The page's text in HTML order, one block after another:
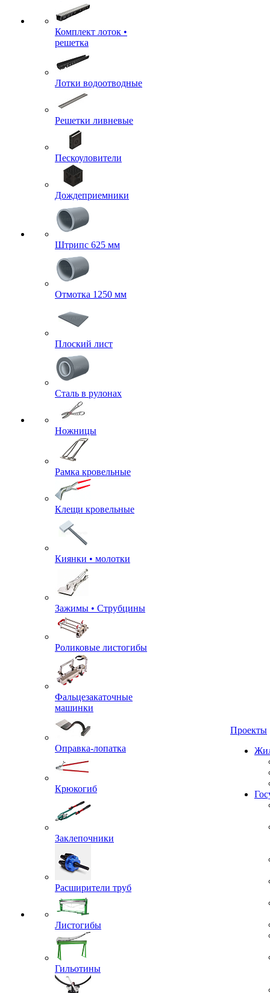
Комплект лоток •
решетка
Лотки водоотводные
Решетки ливневые
Пескоуловители
Дождеприемники
Штрипс 625 мм
Отмотка 1250 мм
Плоский лист
Сталь в рулонах
Ножницы
Рамка кровельные
Клещи кровельные
Киянки • молотки
Зажимы • Струбцины
Роликовые листогибы
Фальцезакаточные
машинки
Оправка-лопатка
Крюкогиб
Заклепочники
Расширители труб
Листогибы
Гильотины
Проекты